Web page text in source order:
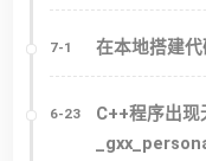
7-1 在本地搭建
6-23
C++程序出